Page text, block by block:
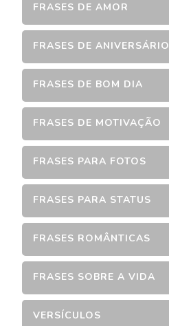
FRASES DE AMOR
FRASES DE ANIVERSÁRIO
FRASES DE BOM DIA
FRASES DE MOTIVAÇÃO
FRASES PARA FOTOS
FRASES PARA STATUS
FRASES ROMÂNTICAS
FRASES SOBRE A VIDA
VERSÍCULOS